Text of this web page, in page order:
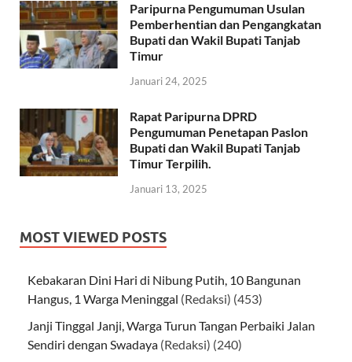
Paripurna Pengumuman Usulan
Pemberhentian dan Pengangkatan
Bupati dan Wakil Bupati Tanjab
Timur
Januari 24, 2025
Rapat Paripurna DPRD
Pengumuman Penetapan Paslon
Bupati dan Wakil Bupati Tanjab
Timur Terpilih.
Januari 13, 2025
MOST VIEWED POSTS
Kebakaran Dini Hari di Nibung Putih, 10 Bangunan
Hangus, 1 Warga Meninggal (Redaksi) (453)
Janji Tinggal Janji, Warga Turun Tangan Perbaiki Jalan
Sendiri dengan Swadaya (Redaksi) (240)